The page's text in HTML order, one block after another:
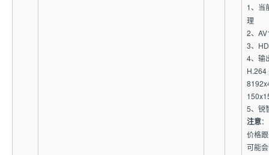
1、当
理
2、
3、
4、输
H.264
5、锐
注意
价格
可能